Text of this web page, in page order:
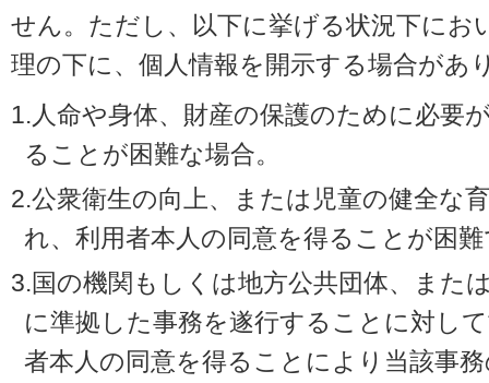
せん。ただし、以下に挙げる状況下にお
理の下に、個人情報を開示する場合があ
1.人命や身体、財産の保護のために必要
ることが困難な場合。
2.公衆衛生の向上、または児童の健全な
れ、利用者本人の同意を得ることが困
3.国の機関もしくは地方公共団体、また
に準拠した事務を遂行することに対し
者本人の同意を得ることにより当該事